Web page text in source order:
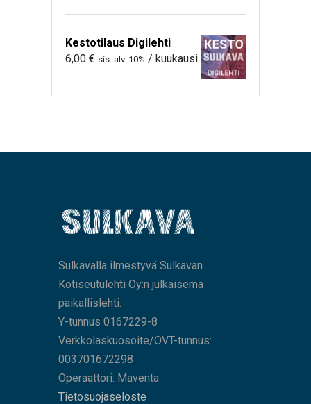
Kestotilaus Digilehti
6,00 € sis. alv. 10% / kuukausi
Sulkavalla ilmestyvä Sulkavan
Kotiseutulehti Oy:n julkaisema
paikallislehti.
Y-tunnus 0167229-8
Verkkolaskuosoite/OVT-tunnus:
003701672298
Operaattori: Maventa
Tietosuojaseloste